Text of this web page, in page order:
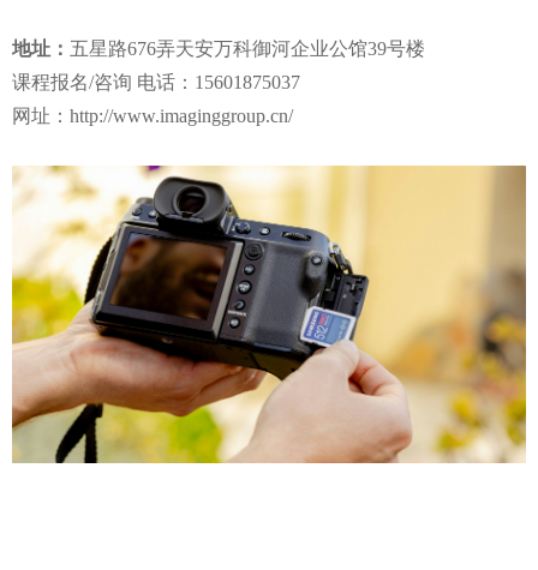
地址： 五星路676弄天安万科御河企业公馆39号楼
课程报名/咨询 电话：15601875037
网址：http://www.imaginggroup.cn/